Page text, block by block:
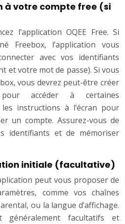
à votre compte free (si
l’application OQEE Free. Si
Freebox, l’application vous
avec vos identifiants
et votre mot de passe). Si vous
vous devrez peut-être créer
accéder à certaines
instructions à l’écran pour
un compte. Assurez-vous de
identifiants et de mémoriser
initiale (facultative)
peut vous proposer de
comme vos chaînes
ou la langue d’affichage.
généralement facultatifs et